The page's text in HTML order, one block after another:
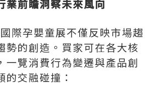
業前瞻洞察未來風向
際孕嬰童展不僅反映市場趨
勢的創造。買家可在各大核
一覽消費行為變遷與產品創
的交融碰撞：